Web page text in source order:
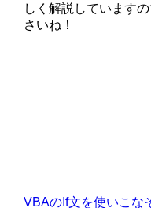
しく解説しています
さいね！
VBAのIf文を使いこな